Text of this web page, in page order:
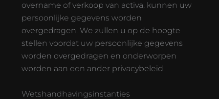
overname of verkoop van activa, kunnen uw
persoonlijke gegevens worden
overgedragen. We zullen u op de hoogte
stellen voordat uw persoonlijke gegevens
worden overgedragen en onderworpen
worden aan een ander privacybeleid.
Wetshandhavingsinstanties